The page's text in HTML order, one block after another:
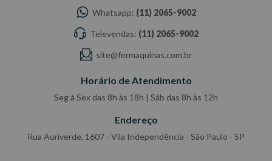
Whatsapp: (11) 2065-9002
Televendas: (11) 2065-9002
site@fermaquinas.com.br
Horário de Atendimento
Seg à Sex das 8h às 18h | Sáb das 8h às 12h
Endereço
Rua Auriverde, 1607 - Vila Independência - São Paulo - SP